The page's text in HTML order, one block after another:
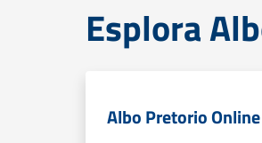
Esplora
Albo Pretorio Online